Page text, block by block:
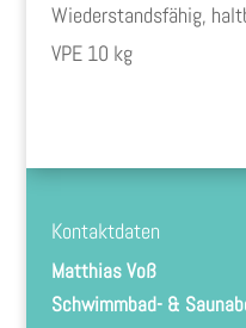
Wiederstandsfähig,
VPE 10 kg
Kontaktdaten
Matthias Voß
Schwimmbad- &